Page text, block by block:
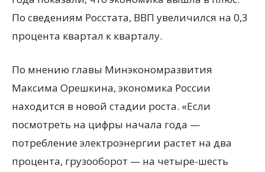
По сведениям Росстата, ВВП увеличился на 0,3
процента квартал к кварталу.
По мнению главы Минэкономразвития
Максима Орешкина, экономика России
находится в новой стадии роста. «Если
посмотреть на цифры начала года —
потребление электроэнергии растет на два
процента, грузооборот — на четыре-шесть